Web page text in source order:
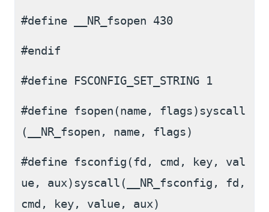
#define __NR_fsopen 430
#endif
#define FSCONFIG_SET_STRING 1
#define fsopen(name, flags)syscall
(__NR_fsopen, name, flags)
#define fsconfig(fd, cmd, key, val
ue, aux)syscall(__NR_fsconfig, fd,
cmd, key, value, aux)